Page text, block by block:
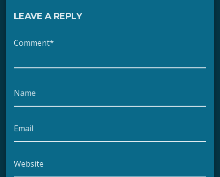
LEAVE A REPLY
Comment*
Name
Email
Website